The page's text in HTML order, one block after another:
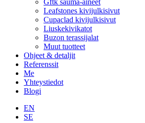
Leafstones kivijulkisivut
Cupaclad kivijulkisivut
Liuskekivikatot
Buzon terassijalat
Muut tuotteet
Ohjeet & detaljit
Referenssit
Me
Yhteystiedot
Blogi
EN
SE